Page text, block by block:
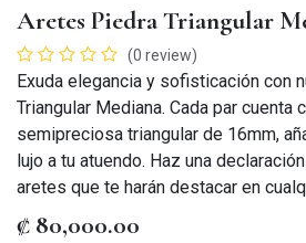
Aretes Piedra Triangular
(0 review)
Exuda elegancia y sofisticación con
Triangular Mediana. Cada par cuenta
semipreciosa triangular de 16mm,
lujo a tu atuendo. Haz una
aretes que te harán destacar en
₡ 80,000.00